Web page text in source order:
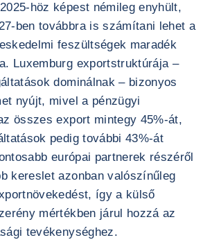
höz képest némileg enyhült,
ben továbbra is számítani lehet a
feszültségek maradék
Luxemburg exportstruktúrája –
dominálnak – bizonyos
nyújt, mivel a pénzügyi
összes export mintegy 45%-át,
pedig további 43%-át
európai partnerek részéről
kereslet azonban valószínűleg
így a külső
mértékben járul hozzá az
tevékenységhez.